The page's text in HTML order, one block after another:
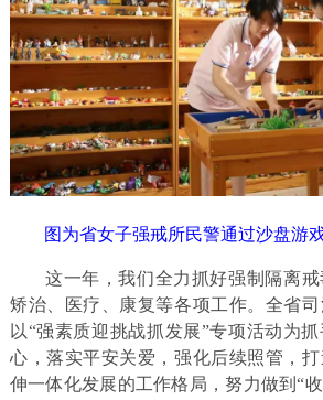
图为省女子强戒所民警通过沙盘游
这一年，我们全力抓好强制隔离戒
矫治、医疗、康复等各项工作。全省
以“强素质迎挑战抓发展”专项活动为
心，落实平安关爱，强化后续照管，
伸一体化发展的工作格局，努力做到“